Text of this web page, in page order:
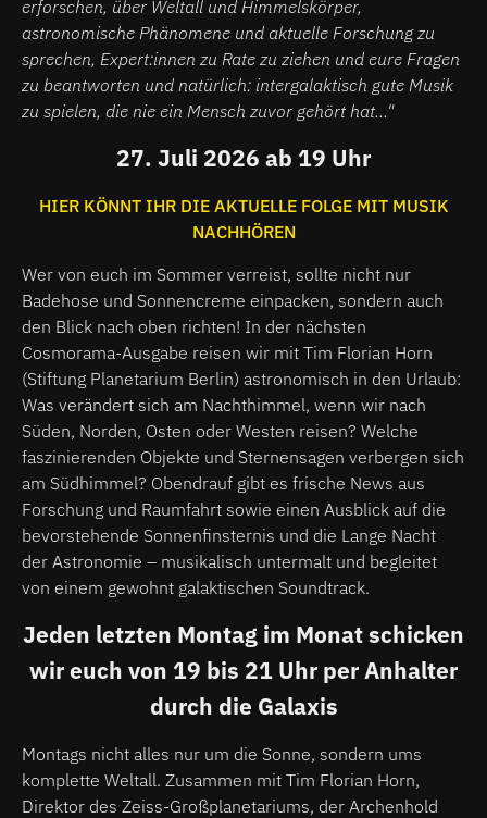
erforschen, über Weltall und Himmelskörper,
astronomische Phänomene und aktuelle Forschung zu
sprechen, Expert:innen zu Rate zu ziehen und eure Fragen
zu beantworten und natürlich: intergalaktisch gute Musik
zu spielen, die nie ein Mensch zuvor gehört hat..."
27. Juli 2026 ab 19 Uhr
HIER KÖNNT IHR DIE AKTUELLE FOLGE MIT MUSIK
NACHHÖREN
Wer von euch im Sommer verreist, sollte nicht nur
Badehose und Sonnencreme einpacken, sondern auch
den Blick nach oben richten! In der nächsten
Cosmorama-Ausgabe reisen wir mit Tim Florian Horn
(Stiftung Planetarium Berlin) astronomisch in den Urlaub:
Was verändert sich am Nachthimmel, wenn wir nach
Süden, Norden, Osten oder Westen reisen? Welche
faszinierenden Objekte und Sternensagen verbergen sich
am Südhimmel? Obendrauf gibt es frische News aus
Forschung und Raumfahrt sowie einen Ausblick auf die
bevorstehende Sonnenfinsternis und die Lange Nacht
der Astronomie – musikalisch untermalt und begleitet
von einem gewohnt galaktischen Soundtrack.
Jeden letzten Montag im Monat schicken
wir euch von 19 bis 21 Uhr per Anhalter
durch die Galaxis
Montags nicht alles nur um die Sonne, sondern ums
komplette Weltall. Zusammen mit Tim Florian Horn,
Direktor des Zeiss-Großplanetariums, der Archenhold